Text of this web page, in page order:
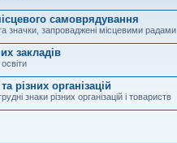
самоврядування
значки, запроваджені місцевими радами
закладів
різних організацій
знаки різних організацій і товариств